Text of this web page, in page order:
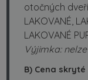
otočných dveří
LAKOVANÉ,
LAKOVANÉ
Výjimka:
B) Cena